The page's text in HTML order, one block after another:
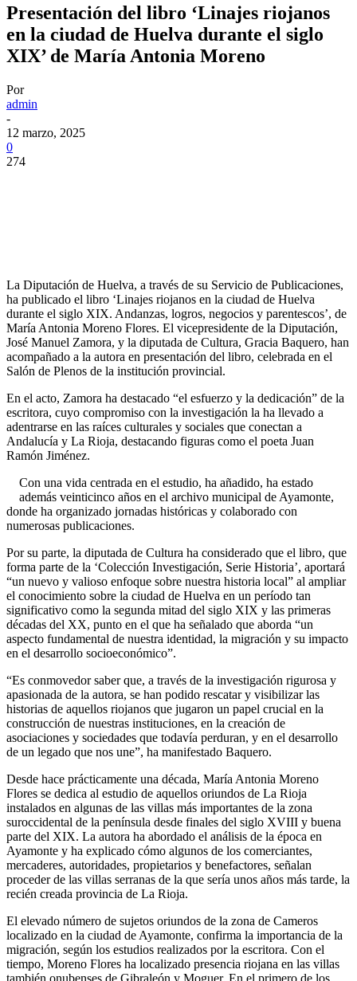
Presentación del libro ‘Linajes riojanos
en la ciudad de Huelva durante el siglo
XIX’ de María Antonia Moreno
Por
admin
-
12 marzo, 2025
0
274
La Diputación de Huelva, a través de su Servicio de Publicaciones,
ha publicado el libro ‘Linajes riojanos en la ciudad de Huelva
durante el siglo XIX. Andanzas, logros, negocios y parentescos’, de
María Antonia Moreno Flores. El vicepresidente de la Diputación,
José Manuel Zamora, y la diputada de Cultura, Gracia Baquero, han
acompañado a la autora en presentación del libro, celebrada en el
Salón de Plenos de la institución provincial.
En el acto, Zamora ha destacado “el esfuerzo y la dedicación” de la
escritora, cuyo compromiso con la investigación la ha llevado a
adentrarse en las raíces culturales y sociales que conectan a
Andalucía y La Rioja, destacando figuras como el poeta Juan
Ramón Jiménez.
Con una vida centrada en el estudio, ha añadido, ha estado
además veinticinco años en el archivo municipal de Ayamonte,
donde ha organizado jornadas históricas y colaborado con
numerosas publicaciones.
Por su parte, la diputada de Cultura ha considerado que el libro, que
forma parte de la ‘Colección Investigación, Serie Historia’, aportará
“un nuevo y valioso enfoque sobre nuestra historia local” al ampliar
el conocimiento sobre la ciudad de Huelva en un período tan
significativo como la segunda mitad del siglo XIX y las primeras
décadas del XX, punto en el que ha señalado que aborda “un
aspecto fundamental de nuestra identidad, la migración y su impacto
en el desarrollo socioeconómico”.
“Es conmovedor saber que, a través de la investigación rigurosa y
apasionada de la autora, se han podido rescatar y visibilizar las
historias de aquellos riojanos que jugaron un papel crucial en la
construcción de nuestras instituciones, en la creación de
asociaciones y sociedades que todavía perduran, y en el desarrollo
de un legado que nos une”, ha manifestado Baquero.
Desde hace prácticamente una década, María Antonia Moreno
Flores se dedica al estudio de aquellos oriundos de La Rioja
instalados en algunas de las villas más importantes de la zona
suroccidental de la península desde finales del siglo XVIII y buena
parte del XIX. La autora ha abordado el análisis de la época en
Ayamonte y ha explicado cómo algunos de los comerciantes,
mercaderes, autoridades, propietarios y benefactores, señalan
proceder de las villas serranas de la que sería unos años más tarde, la
recién creada provincia de La Rioja.
El elevado número de sujetos oriundos de la zona de Cameros
localizado en la ciudad de Ayamonte, confirma la importancia de la
migración, según los estudios realizados por la escritora. Con el
tiempo, Moreno Flores ha localizado presencia riojana en las villas
también onubenses de Gibraleón y Moguer. En el primero de los